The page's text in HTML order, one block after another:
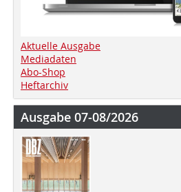
Aktuelle Ausgabe
Mediadaten
Abo-Shop
Heftarchiv
Ausgabe 07-08/2026